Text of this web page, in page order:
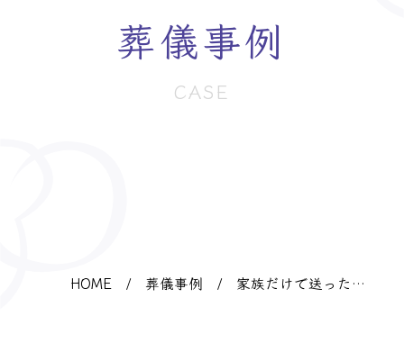
葬儀事例
CASE
HOME / 葬儀事例 / 家族だけで送った火
葬式